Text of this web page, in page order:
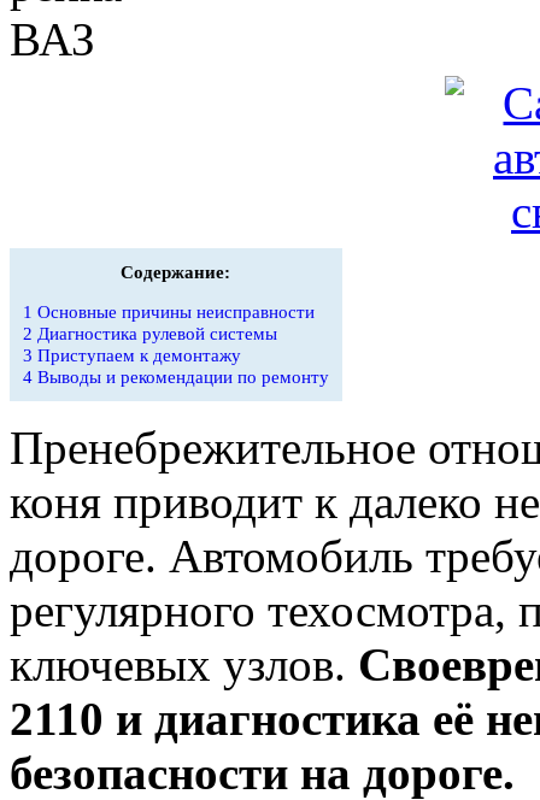
Содержание:
1 Основные причины неисправности
2 Диагностика рулевой системы
3 Приступаем к демонтажу
4 Выводы и рекомендации по ремонту
Пренебрежительное
коня приводит к далеко
дороге. Автомобиль
регулярного
ключевых узлов.
2110 и диагностика её
безопасности на дороге.